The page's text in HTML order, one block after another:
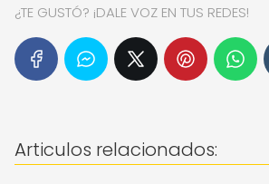
¿TE GUSTÓ? ¡DALE VOZ EN TUS REDES!
Articulos relacionados: